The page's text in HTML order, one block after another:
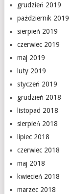
grudzień 2019
październik 2019
sierpień 2019
czerwiec 2019
maj 2019
luty 2019
styczeń 2019
grudzień 2018
listopad 2018
sierpień 2018
lipiec 2018
czerwiec 2018
maj 2018
kwiecień 2018
marzec 2018